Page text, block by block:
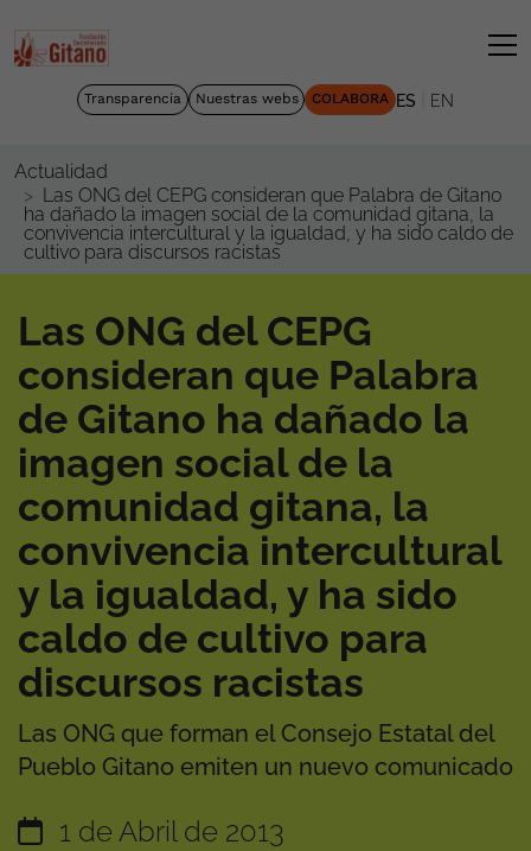
Transparencia Nuestras webs COLABORA ES EN
Actualidad
Las ONG del CEPG consideran que Palabra de Gitano
ha dañado la imagen social de la comunidad gitana, la
convivencia intercultural y la igualdad, y ha sido caldo de
cultivo para discursos racistas
Las ONG del CEPG
consideran que Palabra
de Gitano ha dañado la
imagen social de la
comunidad gitana, la
convivencia intercultural
y la igualdad, y ha sido
caldo de cultivo para
discursos racistas
Las ONG que forman el Consejo Estatal del
Pueblo Gitano emiten un nuevo comunicado
1 de Abril de 2013